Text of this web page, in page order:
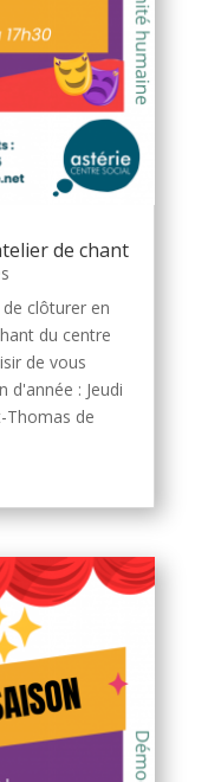
de chant
clôturer en
du centre
de vous
d'année : Jeudi
Thomas de